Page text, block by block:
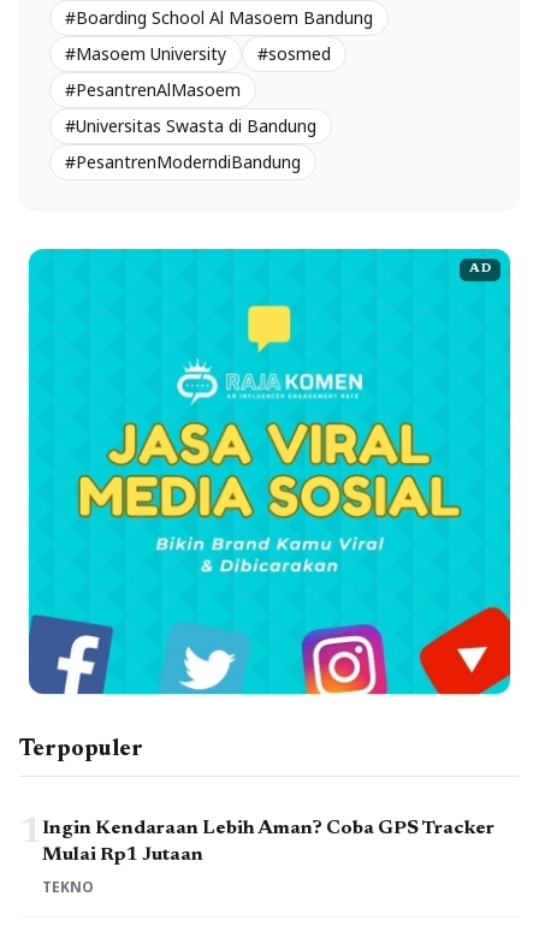
#Boarding School Al Masoem Bandung
#Masoem University
#sosmed
#PesantrenAlMasoem
#Universitas Swasta di Bandung
#PesantrenModerndiBandung
AD
Terpopuler
1Ingin Kendaraan Lebih Aman? Coba GPS Tracker
Mulai Rp1 Jutaan
TEKNO